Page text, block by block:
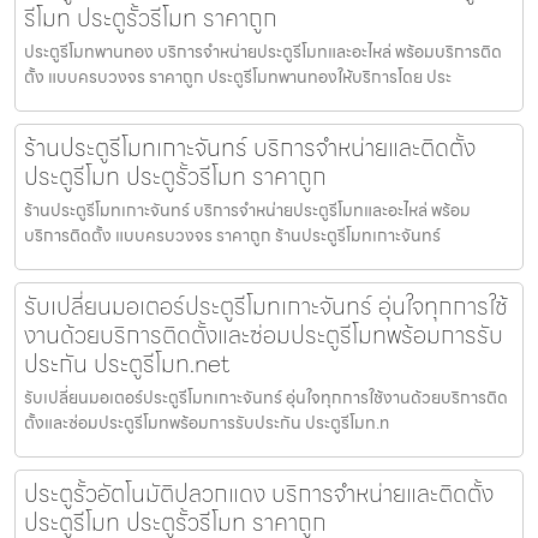
รีโมท ประตูรั้วรีโมท ราคาถูก
ประตูรีโมทพานทอง บริการจำหน่ายประตูรีโมทและอะไหล่ พร้อมบริการติด
ตั้ง แบบครบวงจร ราคาถูก ประตูรีโมทพานทองให้บริการโดย ประ
ร้านประตูรีโมทเกาะจันทร์ บริการจำหน่ายและติดตั้ง
ประตูรีโมท ประตูรั้วรีโมท ราคาถูก
ร้านประตูรีโมทเกาะจันทร์ บริการจำหน่ายประตูรีโมทและอะไหล่ พร้อม
บริการติดตั้ง แบบครบวงจร ราคาถูก ร้านประตูรีโมทเกาะจันทร์
รับเปลี่ยนมอเตอร์ประตูรีโมทเกาะจันทร์ อุ่นใจทุกการใช้
งานด้วยบริการติดตั้งและซ่อมประตูรีโมทพร้อมการรับ
ประกัน ประตูรีโมท.net
รับเปลี่ยนมอเตอร์ประตูรีโมทเกาะจันทร์ อุ่นใจทุกการใช้งานด้วยบริการติด
ตั้งและซ่อมประตูรีโมทพร้อมการรับประกัน ประตูรีโมท.n
ประตูรั้วอัตโนมัติปลวกแดง บริการจำหน่ายและติดตั้ง
ประตูรีโมท ประตูรั้วรีโมท ราคาถูก